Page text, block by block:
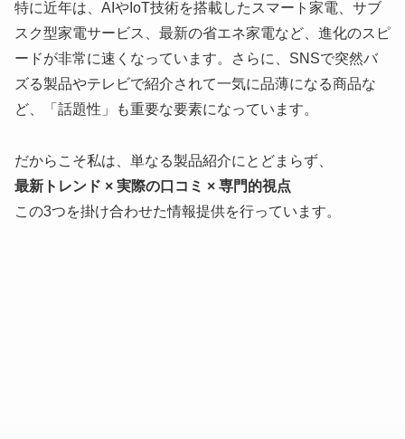
特に近年は、AIやIoT技術を搭載したスマート家電、サブ
スク型家電サービス、最新の省エネ家電など、進化のスピ
ードが非常に速くなっています。さらに、SNSで突然バ
ズる製品やテレビで紹介されて一気に品薄になる商品な
ど、「話題性」も重要な要素になっています。
だからこそ私は、単なる製品紹介にとどまらず、
最新トレンド × 実際の口コミ × 専門的視点
この3つを掛け合わせた情報提供を行っています。